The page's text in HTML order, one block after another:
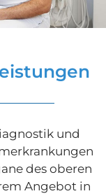
und
des oberen
Angebot in